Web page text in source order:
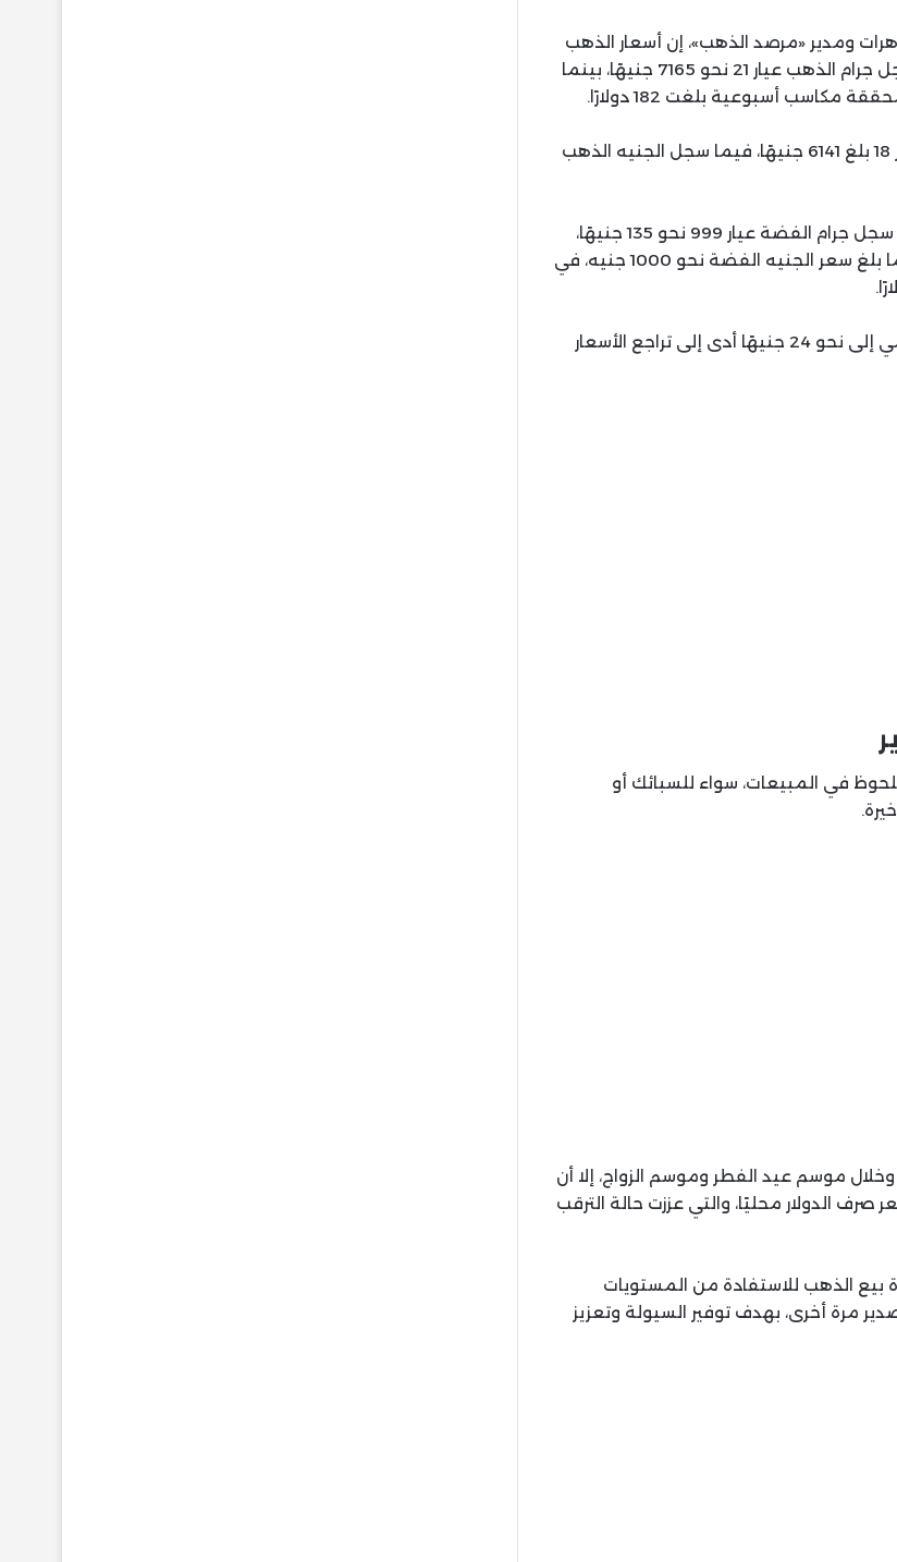
ومدير «مرصد الذهب»، إن أسعار الذهب
تراجعت بنحو 10 جنيهات مقارنة بختام تعاملات أمس، ليسجل جرام الذهب عيار 21 نحو 7165 جنيهًا، بينما
وأضاف أن جرام الذهب عيار 24 سجل نحو 8189 جنيهًا، وعيار 18 بلغ 6141 جنيهًا، فيما سجل الجنيه الذهب
وفي سوق الفضة، أشار التقرير إلى حالة من الاستقرار، حيث سجل جرام الفضة عيار 999 نحو 135 جنيهًا،
وعيار 925 نحو 125 جنيهًا، وعيار 800 نحو 108 جنيهات، بينما بلغ سعر الجنيه الفضة نحو 1000 جنيه، في
وأوضح فاروق أن تقلص الفجوة بين السعر المحلي والعالمي إلى نحو 24 جنيهًا أدى إلى تراجع الأسعار
في المبيعات، سواء للسبائك أو
موسم عيد الفطر وموسم الزواج، إلا أن
الدولار محليًا، والتي عززت حالة الترقب
الذهب للاستفادة من المستويات
مرة أخرى، بهدف توفير السيولة وتعزيز